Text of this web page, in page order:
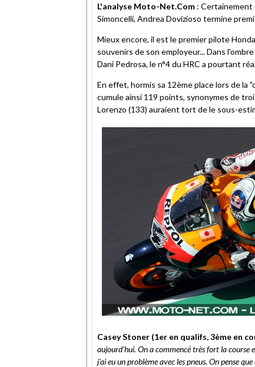
L'analyse Moto-Net.Com : Certainement
Simoncelli, Andrea Dovizioso termine
Mieux encore, il est le premier pilote
souvenirs de son employeur... Dans
Dani Pedrosa, le n°4 du HRC a pourtant
En effet, hormis sa 12ème place lors de la
cumule ainsi 119 points, synonymes de
Lorenzo (133) auraient tort de le sous-
Casey Stoner (1er en qualifs, 3ème en
aujourd'hui. On a commencé très fort la course
j'ai eu un problème avec les pneus. On pense